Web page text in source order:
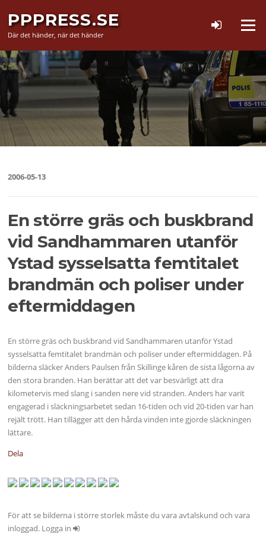
innehåll
PPPRESS.SE
Där det händer, när det händer
Meny
2006-05-13
En större gräs och buskbrand
vid Sandhammaren utanför
Ystad sysselsatta femtitalet
brandmän och poliser under
eftermiddagen
En större gräs och buskbrand vid Sandhammaren utanför Ystad
sysselsatta femtitalet brandmän och poliser under eftermiddagen. På
bilderna släcker Anders Paulsen från Skillinge kåren de sista lågorna av
den stora branden. Han berättar att det var besvärligt att dra
kilometervis med slang i sanden nere vid stranden. Anders har varit
engagerad i släckningsarbetet sedan 16-tiden och vid 20-tiden var han
rejält trött. Han tillägger att den hårda vinden inte gjorde släckningen
lättare.
Dela
För att se bilderna i större storlek måste du vara avtalskund och vara
inloggad. Logga in